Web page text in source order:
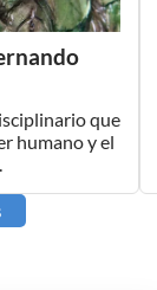
que
humano y el